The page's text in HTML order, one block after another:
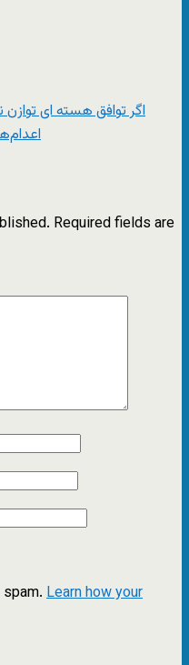
اگر توافق هسته ای
اعدام‌های دهه
Required fields are
Learn how your